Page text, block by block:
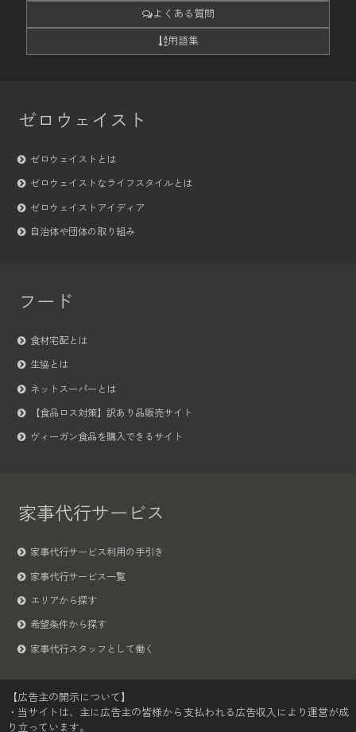
よくある質問
用語集
ゼロウェイスト
ゼロウェイストとは
ゼロウェイストなライフスタイルとは
ゼロウェイストアイディア
自治体や団体の取り組み
フード
食材宅配とは
生協とは
ネットスーパーとは
【食品ロス対策】訳あり品販売サイト
ヴィーガン食品を購入できるサイト
家事代行サービス
家事代行サービス利用の手引き
家事代行サービス一覧
エリアから探す
希望条件から探す
家事代行スタッフとして働く
【広告主の開示について】
・当サイトは、主に広告主の皆様から支払われる広告収入により運営が成
り立っています。